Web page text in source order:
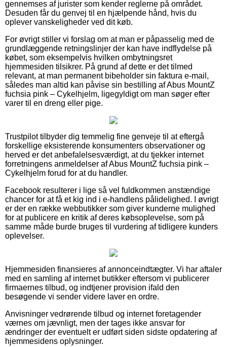
gennemses af jurister som kender reglerne på området.
Desuden får du genvej til en hjælpende hånd, hvis du
oplever vanskeligheder ved dit køb.
For øvrigt stiller vi forslag om at man er påpasselig med de
grundlæggende retningslinjer der kan have indflydelse på
købet, som eksempelvis hvilken ombytningsret
hjemmesiden tilsikrer. På grund af dette er det tilmed
relevant, at man permanent bibeholder sin faktura e-mail,
således man altid kan påvise sin bestilling af Abus MountZ
fuchsia pink – Cykelhjelm, ligegyldigt om man søger efter
varer til en dreng eller pige.
Trustpilot tilbyder dig temmelig fine genveje til at eftergå
forskellige eksisterende konsumenters observationer og
herved er det anbefalelsesværdigt, at du tjekker internet
forretningens anmeldelser af Abus MountZ fuchsia pink –
Cykelhjelm forud for at du handler.
Facebook resulterer i lige så vel fuldkommen anstændige
chancer for at få et kig ind i e-handlens pålidelighed. I øvrigt
er der en række webbutikker som giver kunderne mulighed
for at publicere en kritik af deres købsoplevelse, som på
samme måde burde bruges til vurdering af tidligere kunders
oplevelser.
Hjemmesiden finansieres af annonceindtægter. Vi har aftaler
med en samling af internet butikker eftersom vi publicerer
firmaernes tilbud, og indtjener provision ifald den
besøgende vi sender videre laver en ordre.
Anvisninger vedrørende tilbud og internet foretagender
værnes om jævnligt, men der tages ikke ansvar for
ændringer der eventuelt er udført siden sidste opdatering af
hjemmesidens oplysninger.